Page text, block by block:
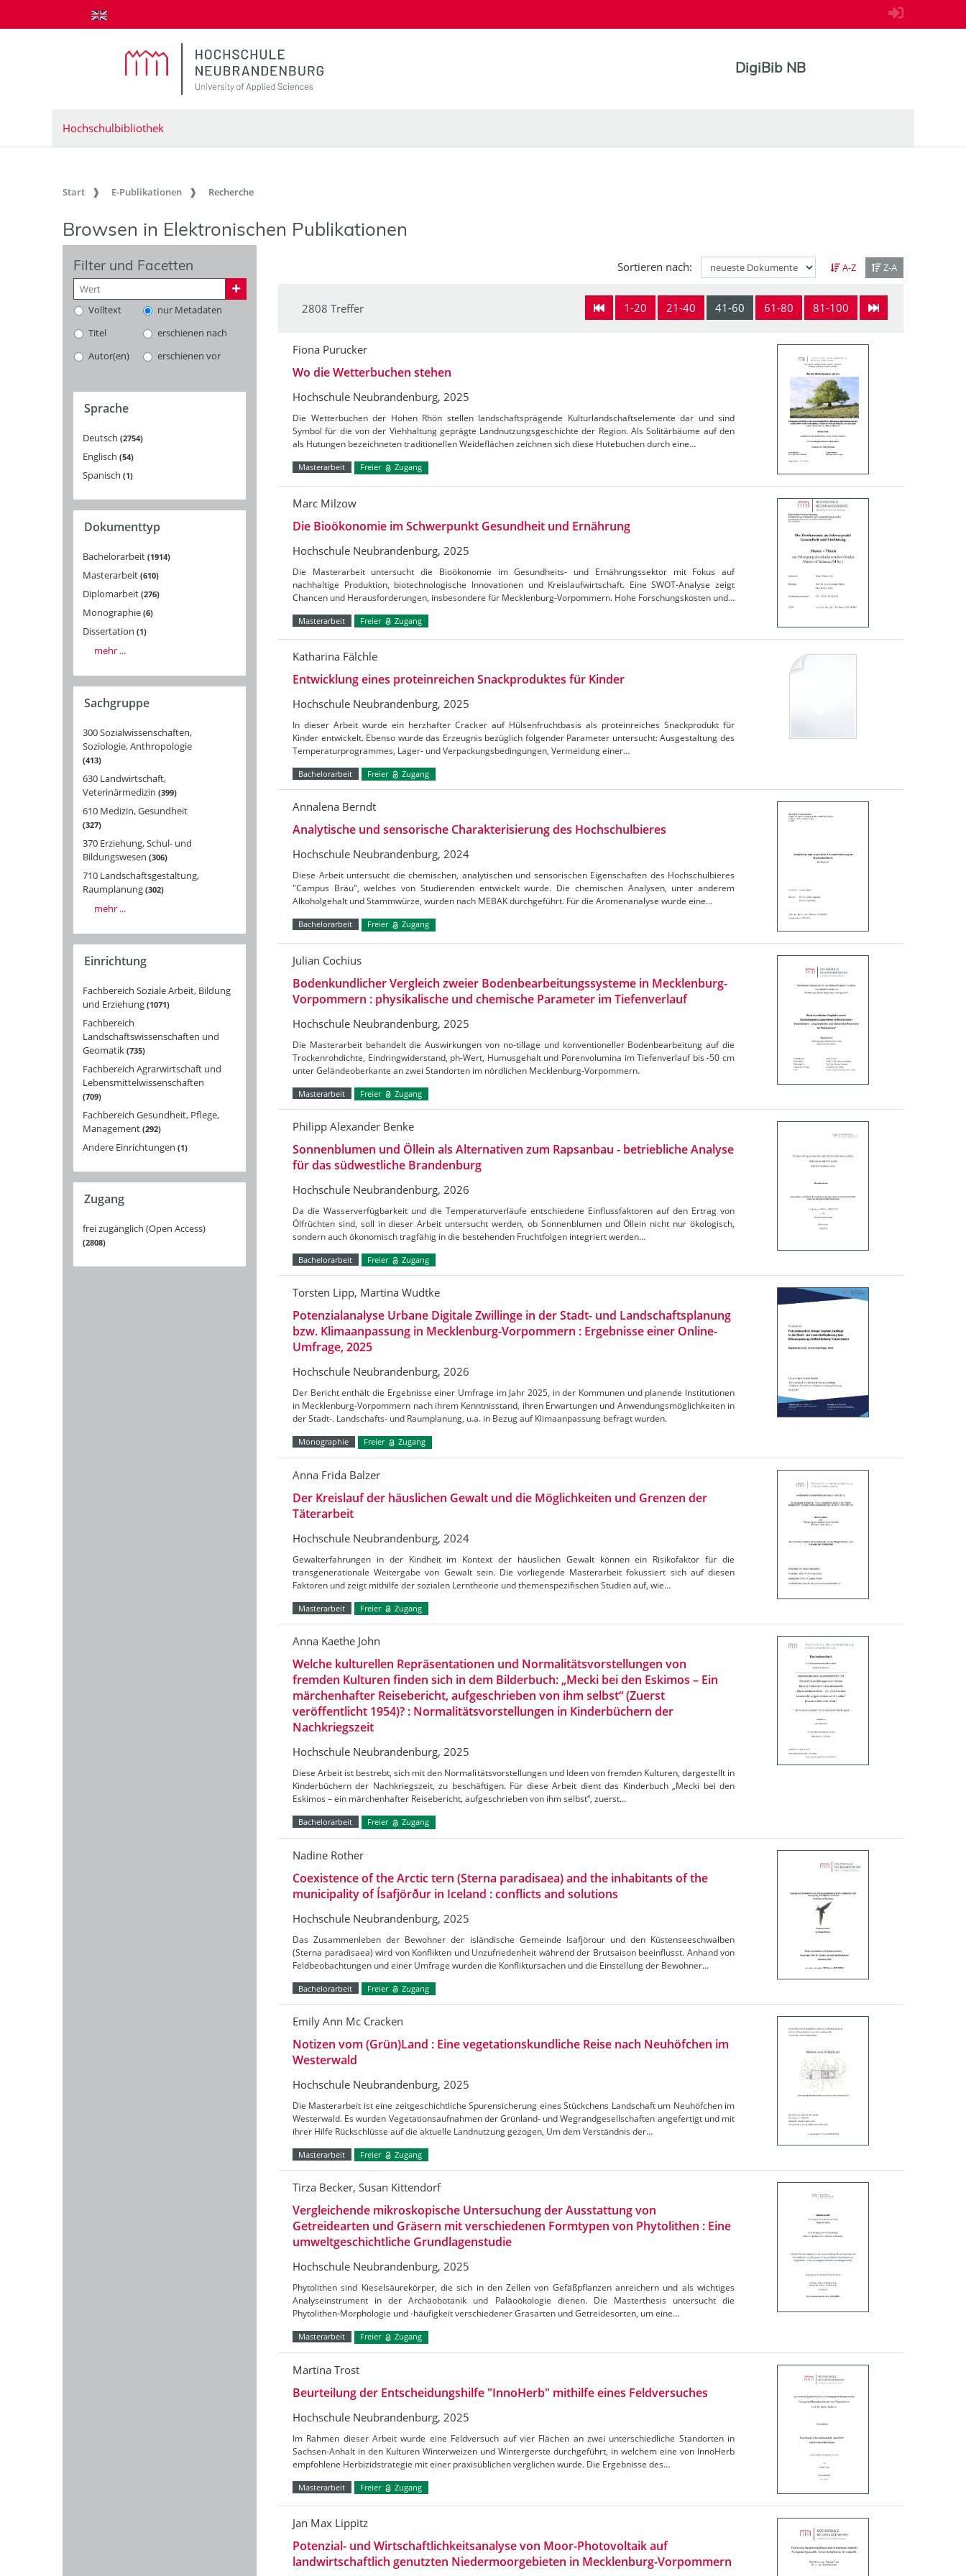
zum Inhalt springen
DigiBib NB
Hochschulbibliothek
Start E-Publikationen Recherche
Browsen in Elektronischen Publikationen
Filter und Facetten
Volltext
nur Metadaten
Titel
erschienen nach
Autor(en)
erschienen vor
Sprache
Deutsch 2754
Englisch 54
Spanisch 1
Dokumenttyp
Bachelorarbeit 1914
Masterarbeit 610
Diplomarbeit 276
Monographie 6
Dissertation 1
mehr ...
Sachgruppe
300 Sozialwissenschaften,
Soziologie, Anthropologie
413
630 Landwirtschaft,
Veterinärmedizin 399
610 Medizin, Gesundheit
327
370 Erziehung, Schul- und
Bildungswesen 306
710 Landschaftsgestaltung,
Raumplanung 302
mehr ...
Einrichtung
Fachbereich Soziale Arbeit, Bildung
und Erziehung 1071
Fachbereich
Landschaftswissenschaften und
Geomatik 735
Fachbereich Agrarwirtschaft und
Lebensmittelwissenschaften
709
Fachbereich Gesundheit, Pflege,
Management 292
Andere Einrichtungen 1
Zugang
frei zugänglich (Open Access)
2808
Sortieren nach: A-Z Z-A
1-20 21-40 41-60 61-80 81-100
2808 Treffer
Fiona Purucker
Wo die Wetterbuchen stehen
Hochschule Neubrandenburg, 2025
Die Wetterbuchen der Hohen Rhön stellen landschaftsprägende Kulturlandschaftselemente dar und sind
Symbol für die von der Viehhaltung geprägte Landnutzungsgeschichte der Region. Als Solitärbäume auf den
als Hutungen bezeichneten traditionellen Weideflächen zeichnen sich diese Hutebuchen durch eine…
Masterarbeit Freier Zugang
Marc Milzow
Die Bioökonomie im Schwerpunkt Gesundheit und Ernährung
Hochschule Neubrandenburg, 2025
Die Masterarbeit untersucht die Bioökonomie im Gesundheits- und Ernährungssektor mit Fokus auf
nachhaltige Produktion, biotechnologische Innovationen und Kreislaufwirtschaft. Eine SWOT-Analyse zeigt
Chancen und Herausforderungen, insbesondere für Mecklenburg-Vorpommern. Hohe Forschungskosten und…
Masterarbeit Freier Zugang
Katharina Fälchle
Entwicklung eines proteinreichen Snackproduktes für Kinder
Hochschule Neubrandenburg, 2025
In dieser Arbeit wurde ein herzhafter Cracker auf Hülsenfruchtbasis als proteinreiches Snackprodukt für
Kinder entwickelt. Ebenso wurde das Erzeugnis bezüglich folgender Parameter untersucht: Ausgestaltung des
Temperaturprogrammes, Lager- und Verpackungsbedingungen, Vermeidung einer…
Bachelorarbeit Freier Zugang
Annalena Berndt
Analytische und sensorische Charakterisierung des Hochschulbieres
Hochschule Neubrandenburg, 2024
Diese Arbeit untersucht die chemischen, analytischen und sensorischen Eigenschaften des Hochschulbieres
"Campus Bräu", welches von Studierenden entwickelt wurde. Die chemischen Analysen, unter anderem
Alkoholgehalt und Stammwürze, wurden nach MEBAK durchgeführt. Für die Aromenanalyse wurde eine…
Bachelorarbeit Freier Zugang
Julian Cochius
Bodenkundlicher Vergleich zweier Bodenbearbeitungssysteme in Mecklenburg-
Vorpommern : physikalische und chemische Parameter im Tiefenverlauf
Hochschule Neubrandenburg, 2025
Die Masterarbeit behandelt die Auswirkungen von no-tillage und konventioneller Bodenbearbeitung auf die
Trockenrohdichte, Eindringwiderstand, ph-Wert, Humusgehalt und Porenvolumina im Tiefenverlauf bis -50 cm
unter Geländeoberkante an zwei Standorten im nördlichen Mecklenburg-Vorpommern.
Masterarbeit Freier Zugang
Philipp Alexander Benke
Sonnenblumen und Öllein als Alternativen zum Rapsanbau - betriebliche Analyse
für das südwestliche Brandenburg
Hochschule Neubrandenburg, 2026
Da die Wasserverfügbarkeit und die Temperaturverläufe entschiedene Einflussfaktoren auf den Ertrag von
Ölfrüchten sind, soll in dieser Arbeit untersucht werden, ob Sonnenblumen und Öllein nicht nur ökologisch,
sondern auch ökonomisch tragfähig in die bestehenden Fruchtfolgen integriert werden…
Bachelorarbeit Freier Zugang
Torsten Lipp, Martina Wudtke
Potenzialanalyse Urbane Digitale Zwillinge in der Stadt- und Landschaftsplanung
bzw. Klimaanpassung in Mecklenburg-Vorpommern : Ergebnisse einer Online-
Umfrage, 2025
Hochschule Neubrandenburg, 2026
Der Bericht enthält die Ergebnisse einer Umfrage im Jahr 2025, in der Kommunen und planende Institutionen
in Mecklenburg-Vorpommern nach ihrem Kenntnisstand, ihren Erwartungen und Anwendungsmöglichkeiten in
der Stadt-. Landschafts- und Raumplanung, u.a. in Bezug auf Klimaanpassung befragt wurden.
Monographie Freier Zugang
Anna Frida Balzer
Der Kreislauf der häuslichen Gewalt und die Möglichkeiten und Grenzen der
Täterarbeit
Hochschule Neubrandenburg, 2024
Gewalterfahrungen in der Kindheit im Kontext der häuslichen Gewalt können ein Risikofaktor für die
transgenerationale Weitergabe von Gewalt sein. Die vorliegende Masterarbeit fokussiert sich auf diesen
Faktoren und zeigt mithilfe der sozialen Lerntheorie und themenspezifischen Studien auf, wie…
Masterarbeit Freier Zugang
Anna Kaethe John
Welche kulturellen Repräsentationen und Normalitätsvorstellungen von
fremden Kulturen finden sich in dem Bilderbuch: „Mecki bei den Eskimos – Ein
märchenhafter Reisebericht, aufgeschrieben von ihm selbst“ (Zuerst
veröffentlicht 1954)? : Normalitätsvorstellungen in Kinderbüchern der
Nachkriegszeit
Hochschule Neubrandenburg, 2025
Diese Arbeit ist bestrebt, sich mit den Normalitätsvorstellungen und Ideen von fremden Kulturen, dargestellt in
Kinderbüchern der Nachkriegszeit, zu beschäftigen. Für diese Arbeit dient das Kinderbuch „Mecki bei den
Eskimos – ein märchenhafter Reisebericht, aufgeschrieben von ihm selbst“, zuerst…
Bachelorarbeit Freier Zugang
Nadine Rother
Coexistence of the Arctic tern (Sterna paradisaea) and the inhabitants of the
municipality of Ísafjörður in Iceland : conflicts and solutions
Hochschule Neubrandenburg, 2025
Das Zusammenleben der Bewohner der isländische Gemeinde Isafjörour und den Küstenseeschwalben
(Sterna paradisaea) wird von Konflikten und Unzufriedenheit während der Brutsaison beeinflusst. Anhand von
Feldbeobachtungen und einer Umfrage wurden die Konfliktursachen und die Einstellung der Bewohner…
Bachelorarbeit Freier Zugang
Emily Ann Mc Cracken
Notizen vom (Grün)Land : Eine vegetationskundliche Reise nach Neuhöfchen im
Westerwald
Hochschule Neubrandenburg, 2025
Die Masterarbeit ist eine zeitgeschichtliche Spurensicherung eines Stückchens Landschaft um Neuhöfchen im
Westerwald. Es wurden Vegetationsaufnahmen der Grünland- und Wegrandgesellschaften angefertigt und mit
ihrer Hilfe Rückschlüsse auf die aktuelle Landnutzung gezogen, Um dem Verständnis der…
Masterarbeit Freier Zugang
Tirza Becker, Susan Kittendorf
Vergleichende mikroskopische Untersuchung der Ausstattung von
Getreidearten und Gräsern mit verschiedenen Formtypen von Phytolithen : Eine
umweltgeschichtliche Grundlagenstudie
Hochschule Neubrandenburg, 2025
Phytolithen sind Kieselsäurekörper, die sich in den Zellen von Gefäßpflanzen anreichern und als wichtiges
Analyseinstrument in der Archäobotanik und Paläoökologie dienen. Die Masterthesis untersucht die
Phytolithen-Morphologie und -häufigkeit verschiedener Grasarten und Getreidesorten, um eine…
Masterarbeit Freier Zugang
Martina Trost
Beurteilung der Entscheidungshilfe "InnoHerb" mithilfe eines Feldversuches
Hochschule Neubrandenburg, 2025
Im Rahmen dieser Arbeit wurde eine Feldversuch auf vier Flächen an zwei unterschiedliche Standorten in
Sachsen-Anhalt in den Kulturen Winterweizen und Wintergerste durchgeführt, in welchem eine von InnoHerb
empfohlene Herbizidstrategie mit einer praxisüblichen verglichen wurde. Die Ergebnisse des…
Masterarbeit Freier Zugang
Jan Max Lippitz
Potenzial- und Wirtschaftlichkeitsanalyse von Moor-Photovoltaik auf
landwirtschaftlich genutzten Niedermoorgebieten in Mecklenburg-Vorpommern